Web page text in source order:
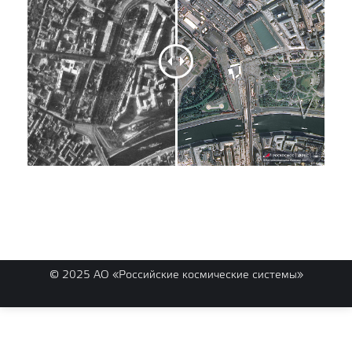
© 2025 АО «Российские космические системы»